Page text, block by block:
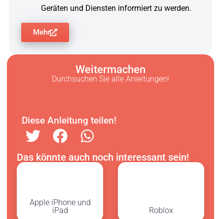
Geräten und Diensten informiert zu werden.
Mehr
Weitermachen
Durchsuchen Sie alle Anleitungen!
Diese Anleitung teilen!
Das könnte auch noch interessant sein!
Apple iPhone und
iPad
Roblox